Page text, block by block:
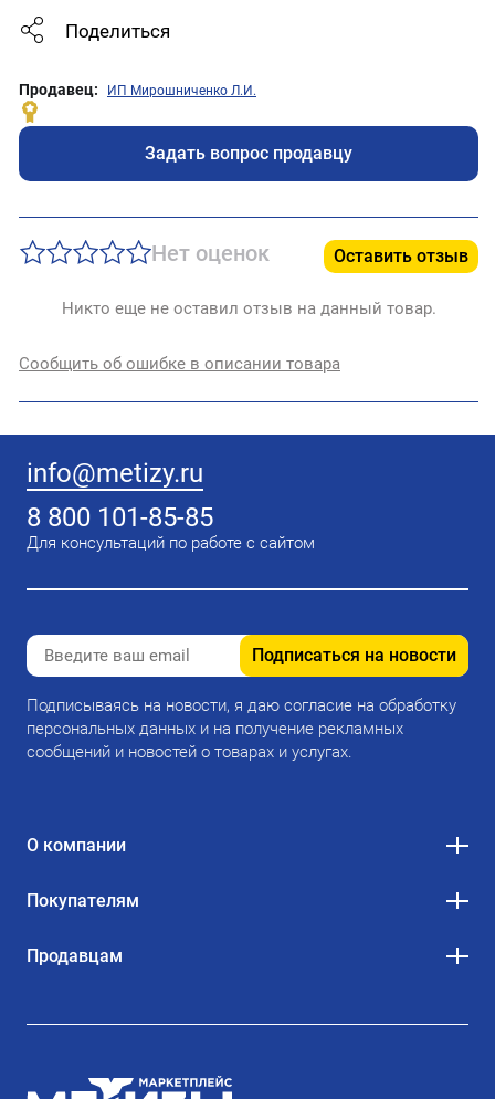
Поделиться
Продавец: ИП Мирошниченко Л.И.
Задать вопрос продавцу
Нет оценок Оставить отзыв
Никто еще не оставил отзыв на данный товар.
Сообщить об ошибке в описании товара
info@metizy.ru
8 800 101-85-85
Для консультаций по работе с сайтом
Подписаться на новости
Подписываясь на новости, я даю согласие на обработку
персональных данных и на получение рекламных
сообщений и новостей о товарах и услугах.
О компании
Покупателям
Продавцам